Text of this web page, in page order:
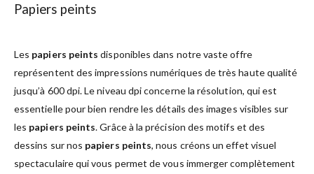
Papiers peints
Les papiers peints disponibles dans notre vaste offre
représentent des impressions numériques de très haute qualité
jusqu’à 600 dpi. Le niveau dpi concerne la résolution, qui est
essentielle pour bien rendre les détails des images visibles sur
les papiers peints. Grâce à la précision des motifs et des
dessins sur nos papiers peints, nous créons un effet visuel
spectaculaire qui vous permet de vous immerger complètement